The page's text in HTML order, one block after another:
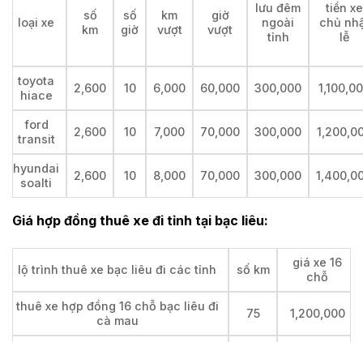
loại xe
số
km
số
giờ
km
vượt
giờ
vượt
lưu đêm
ngoài
tỉnh
tiền xe
chủ
lễ
toyota
hiace
2,600 10 6,000 60,000 300,000
ford
transit
2,600 10 7,000 70,000 300,000
hyundai
soalti
2,600 10 8,000 70,000 300,000
Giá hợp đồng thuê xe đi tỉnh tại bạc liêu:
lộ trình thuê xe bạc liêu đi các tỉnh số km
giá xe 16
chỗ
thuê xe hợp đồng 16 chỗ bạc liêu đi
cà mau
75 1,200,000